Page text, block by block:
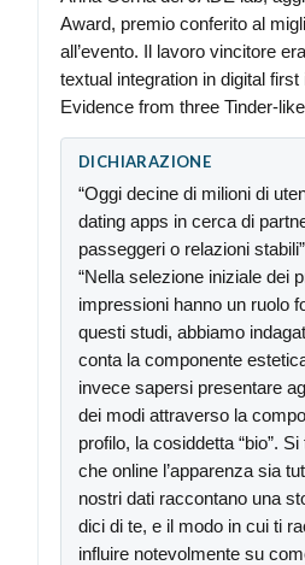
Award, premio conferito al
all’evento. Il lavoro vincitore
textual integration in digital
Evidence from three Tinder-
DICHIARAZIONE
“Oggi decine di milioni di
dating apps in cerca di
passeggeri o relazioni
“Nella selezione iniziale dei
impressioni hanno un ruolo
questi studi, abbiamo
conta la componente
invece sapersi presentare
dei modi attraverso la
profilo, la cosiddetta “bio”.
che online l’apparenza sia
nostri dati raccontano una
dici di te, e il modo in cui ti
influire notevolmente su